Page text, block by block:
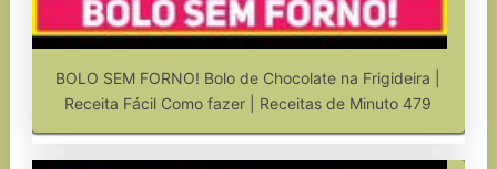
BOLO SEM FORNO! Bolo de Chocolate na Frigideira |
Receita Fácil Como fazer | Receitas de Minuto 479